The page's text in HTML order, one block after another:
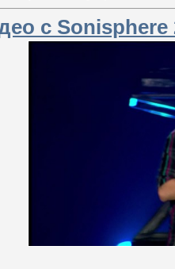
с Sonisphere